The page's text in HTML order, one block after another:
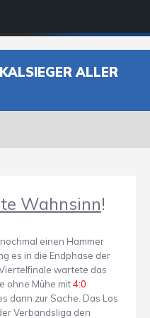
ALLER
Wahnsinn!
einen Hammer
es in die Endphase der
wartete das
ohne Mühe mit4:0
dann zur Sache. Das Los
Verbandsliga den